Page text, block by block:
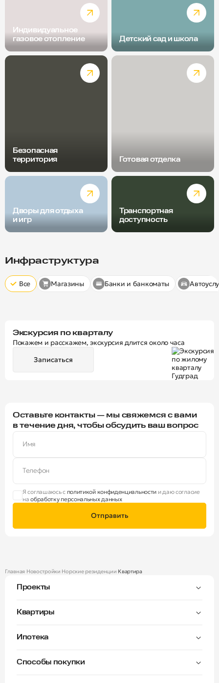
Индивидуальное
газовое отопление
Детский сад и школа
Безопасная
территория
Готовая отделка
Дворы для отдыха
и игр
Транспортная
доступность
Инфраструктура
Все Магазины Банки и банкоматы
Экскурсия по кварталу
Покажем и расскажем, экскурсия длится около часа
Записаться
Оставьте контакты — мы свяжемся с вами
в течение дня, чтобы обсудить ваш вопрос
Имя
Телефон
Я соглашаюсь с политикой конфиденциальности и даю согласие
наобработку персональных данных
Отправить
Главная Новостройки Норские резиденции Квартира
Проекты
Тверицы
Норские резиденции
Квартиры
Окна на две стороны
Ипотека
Способы покупки